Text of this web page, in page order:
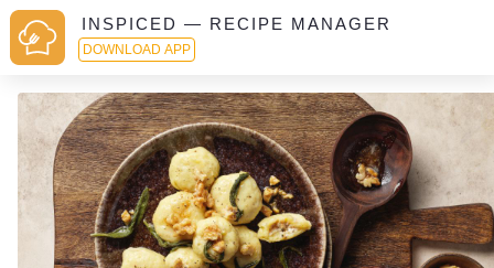
INSPICED — RECIPE MANAGER
DOWNLOAD APP